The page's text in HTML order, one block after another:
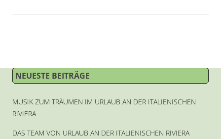
NEUESTE BEITRÄGE
MUSIK ZUM TRÄUMEN IM URLAUB AN DER ITALIENISCHEN
RIVIERA
DAS TEAM VON URLAUB AN DER ITALIENISCHEN RIVIERA